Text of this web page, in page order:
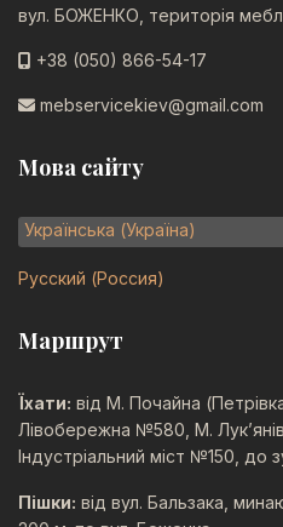
вул. БОЖЕНКО, територія
+38 (050) 866-54-17
mebservicekiev@gmail.com
Мова сайту
Оберіть свою мову
Українська (Україна)
Русский (Россия)
Маршрут
Їхати: від М. Почайна
Лівобережна №580, М.
Індустріальний міст №150, до
Пішки: від вул. Бальзака,